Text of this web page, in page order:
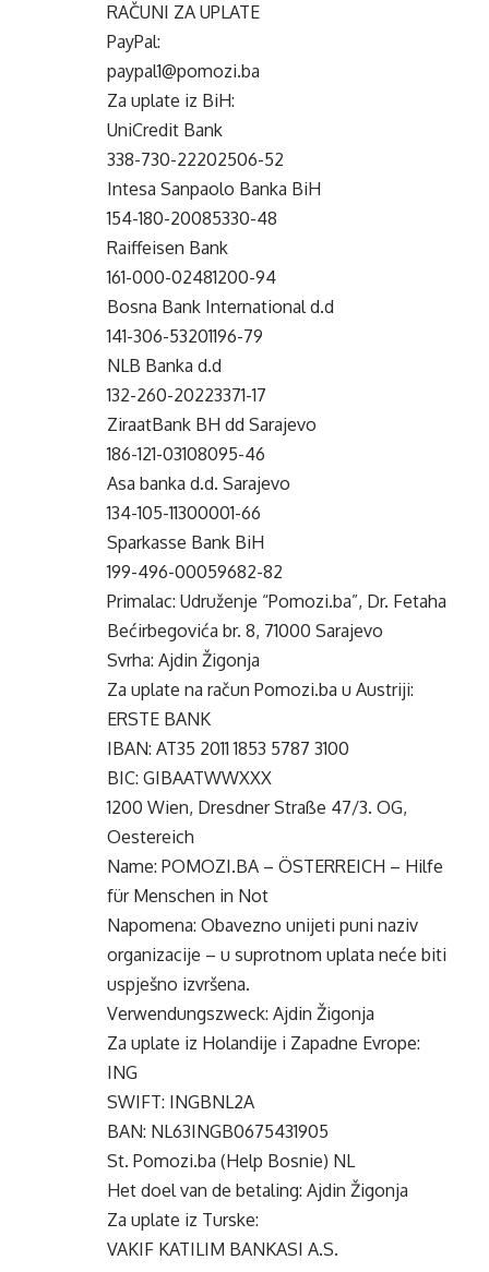
RAČUNI ZA UPLATE
PayPal:
paypal1@pomozi.ba
Za uplate iz BiH:
UniCredit Bank
338-730-22202506-52
Intesa Sanpaolo Banka BiH
154-180-20085330-48
Raiffeisen Bank
161-000-02481200-94
Bosna Bank International d.d
141-306-53201196-79
NLB Banka d.d
132-260-20223371-17
ZiraatBank BH dd Sarajevo
186-121-03108095-46
Asa banka d.d. Sarajevo
134-105-11300001-66
Sparkasse Bank BiH
199-496-00059682-82
Primalac: Udruženje “Pomozi.ba”, Dr. Fetaha
Bećirbegovića br. 8, 71000 Sarajevo
Svrha: Ajdin Žigonja
Za uplate na račun Pomozi.ba u Austriji:
ERSTE BANK
IBAN: AT35 2011 1853 5787 3100
BIC: GIBAATWWXXX
1200 Wien, Dresdner Straße 47/3. OG,
Oestereich
Name: POMOZI.BA – ÖSTERREICH – Hilfe
für Menschen in Not
Napomena: Obavezno unijeti puni naziv
organizacije – u suprotnom uplata neće biti
uspješno izvršena.
Verwendungszweck: Ajdin Žigonja
Za uplate iz Holandije i Zapadne Evrope:
ING
SWIFT: INGBNL2A
BAN: NL63INGB0675431905
St. Pomozi.ba (Help Bosnie) NL
Het doel van de betaling: Ajdin Žigonja
Za uplate iz Turske:
VAKIF KATILIM BANKASI A.S.